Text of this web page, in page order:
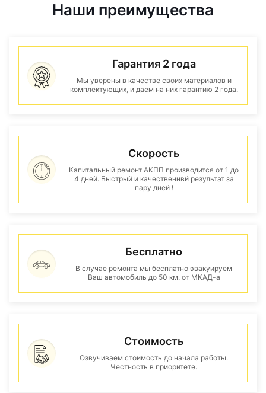
Наши преимущества
Гарантия 2 года
Мы уверены в качестве своих материалов и
комплектующих, и даем на них гарантию 2 года.
Скорость
Капитальный ремонт АКПП производится от 1 до
4 дней. Быстрый и качественнвй результат за
пару дней !
Бесплатно
В случае ремонта мы бесплатно эвакуируем
Ваш автомобиль до 50 км. от МКАД-а
Стоимость
Озвучиваем стоимость до начала работы.
Честность в приоритете.